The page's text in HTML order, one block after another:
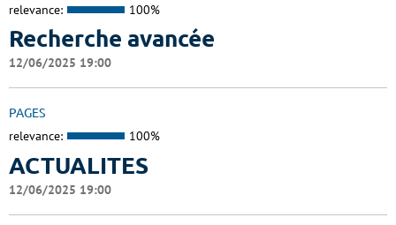
relevance: 100%
Recherche avancée
12/06/2025 19:00
PAGES
relevance: 100%
ACTUALITES
12/06/2025 19:00